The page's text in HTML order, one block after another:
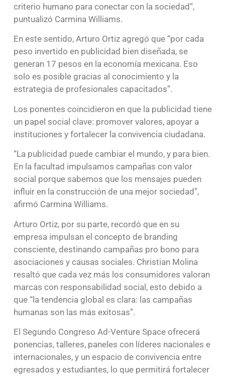
criterio humano para conectar con la sociedad”,
puntualizó Carmina Williams.
En este sentido, Arturo Ortiz agregó que “por cada
peso invertido en publicidad bien diseñada, se
generan 17 pesos en la economía mexicana. Eso
solo es posible gracias al conocimiento y la
estrategia de profesionales capacitados”.
Los ponentes coincidieron en que la publicidad tiene
un papel social clave: promover valores, apoyar a
instituciones y fortalecer la convivencia ciudadana.
“La publicidad puede cambiar el mundo, y para bien.
En la facultad impulsamos campañas con valor
social porque sabemos que los mensajes pueden
influir en la construcción de una mejor sociedad”,
afirmó Carmina Williams.
Arturo Ortiz, por su parte, recordó que en su
empresa impulsan el concepto de branding
consciente, destinando campañas pro bono para
asociaciones y causas sociales. Christian Molina
resaltó que cada vez más los consumidores valoran
marcas con responsabilidad social, esto debido a
que “la tendencia global es clara: las campañas
humanas son las más exitosas”.
El Segundo Congreso Ad-Venture Space ofrecerá
ponencias, talleres, paneles con líderes nacionales e
internacionales, y un espacio de convivencia entre
egresados y estudiantes, lo que permitirá fortalecer